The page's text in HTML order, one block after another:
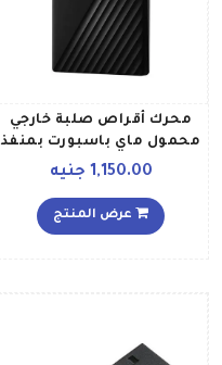
محرك أقراص صلبة خارجي
محمول ماي باسبورت بمنفذ
30 2 تيرابايت
1,150.00 جنيه
عرض المنتج